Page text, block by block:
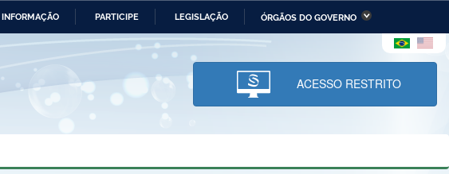
PARTICIPE LEGISLAÇÃO ÓRGÃOS DO GOVERNO
Ministério da Economia Ministério da Infraestrutura
Ministério da Ciência,
Tecnologia, Inovações e
Comunicações
e dos Direitos Humanos
Planalto
ACESSO RESTRITO